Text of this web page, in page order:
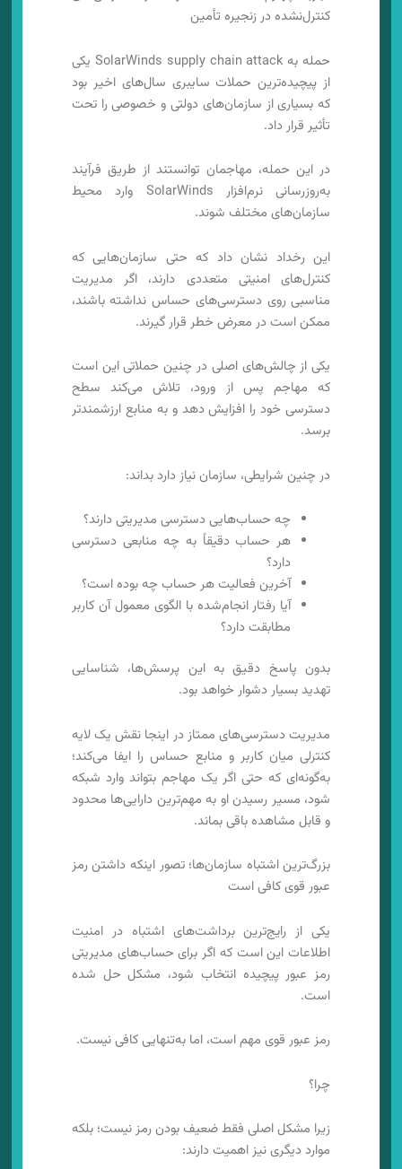
کنترل‌نشده در زنجیره تأمین
حمله به SolarWinds supply chain attack یکی
از پیچیده‌ترین حملات سایبری سال‌های اخیر بود
که بسیاری از سازمان‌های دولتی و خصوصی را تحت
تأثیر قرار داد.
در این حمله، مهاجمان توانستند از طریق فرآیند
به‌روزرسانی نرم‌افزار SolarWinds وارد محیط
سازمان‌های مختلف شوند.
این رخداد نشان داد که حتی سازمان‌هایی که
کنترل‌های امنیتی متعددی دارند، اگر مدیریت
مناسبی روی دسترسی‌های حساس نداشته باشند،
ممکن است در معرض خطر قرار گیرند.
یکی از چالش‌های اصلی در چنین حملاتی این است
که مهاجم پس از ورود، تلاش می‌کند سطح
دسترسی خود را افزایش دهد و به منابع ارزشمندتر
برسد.
در چنین شرایطی، سازمان نیاز دارد بداند:
چه حساب‌هایی دسترسی مدیریتی دارند؟
هر حساب دقیقاً به چه منابعی دسترسی
دارد؟
آخرین فعالیت هر حساب چه بوده است؟
آیا رفتار انجام‌شده با الگوی معمول آن کاربر
مطابقت دارد؟
بدون پاسخ دقیق به این پرسش‌ها، شناسایی
تهدید بسیار دشوار خواهد بود.
مدیریت دسترسی‌های ممتاز در اینجا نقش یک لایه
کنترلی میان کاربر و منابع حساس را ایفا می‌کند؛
به‌گونه‌ای که حتی اگر یک مهاجم بتواند وارد شبکه
شود، مسیر رسیدن او به مهم‌ترین دارایی‌ها محدود
و قابل مشاهده باقی بماند.
بزرگ‌ترین اشتباه سازمان‌ها؛ تصور اینکه داشتن رمز
عبور قوی کافی است
یکی از رایج‌ترین برداشت‌های اشتباه در امنیت
اطلاعات این است که اگر برای حساب‌های مدیریتی
رمز عبور پیچیده انتخاب شود، مشکل حل شده
است.
رمز عبور قوی مهم است، اما به‌تنهایی کافی نیست.
چرا؟
زیرا مشکل اصلی فقط ضعیف بودن رمز نیست؛ بلکه
موارد دیگری نیز اهمیت دارند: